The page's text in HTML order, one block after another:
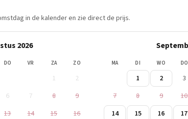
in de kalender en zie direct de prijs.
2026
DO VR ZA ZO
1
2
6 7 8
9
13 14 15
16
MA DI WO DO
1 2 3
7
8 9 10
14
15 16 17